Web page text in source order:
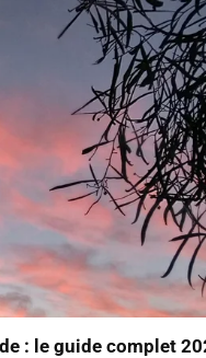
: le guide complet